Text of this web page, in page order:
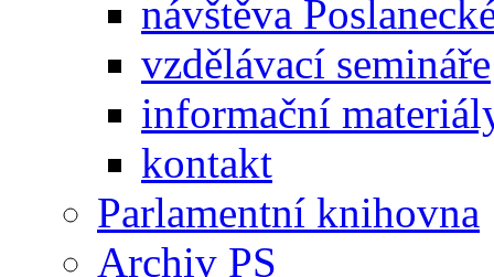
návštěva
vzdělávací semináře
informační
kontakt
Parlamentní knihovna
Archiv PS